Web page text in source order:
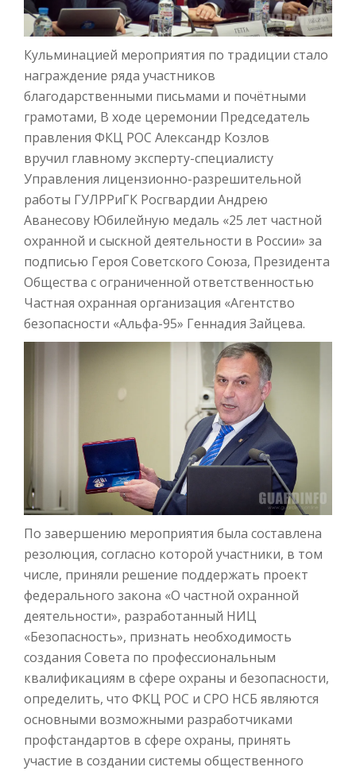
Кульминацией мероприятия по традиции стало
награждение ряда участников
благодарственными письмами и почётными
грамотами, В ходе церемонии Председатель
правления ФКЦ РОС Александр Козлов
вручил главному эксперту-специалисту
Управления лицензионно-разрешительной
работы ГУЛРРиГК Росгвардии Андрею
Аванесову Юбилейную медаль «25 лет частной
охранной и сыскной деятельности в России» за
подписью Героя Советского Союза, Президента
Общества с ограниченной ответственностью
Частная охранная организация «Агентство
безопасности «Альфа-95» Геннадия Зайцева.
По завершению мероприятия была составлена
резолюция, согласно которой участники, в том
числе, приняли решение поддержать проект
федерального закона «О частной охранной
деятельности», разработанный НИЦ
«Безопасность», признать необходимость
создания Совета по профессиональным
квалификациям в сфере охраны и безопасности,
определить, что ФКЦ РОС и СРО НСБ являются
основными возможными разработчиками
профстандартов в сфере охраны, принять
участие в создании системы общественного